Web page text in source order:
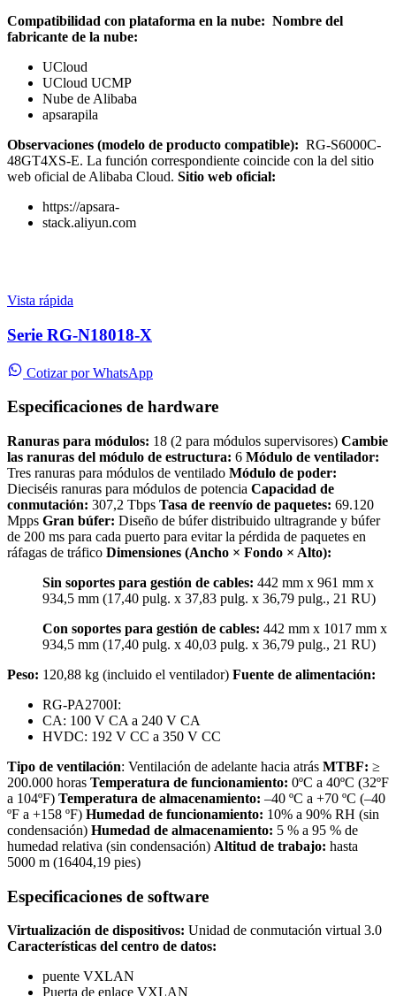
Compatibilidad con plataforma en la nube: Nombre del
fabricante de la nube:
UCloud
UCloud UCMP
Nube de Alibaba
apsarapila
Observaciones (modelo de producto compatible): RG-S6000C-
48GT4XS-E. La función correspondiente coincide con la del sitio
web oficial de Alibaba Cloud. Sitio web oficial:
https://apsara-
stack.aliyun.com
Vista rápida
Serie RG-N18018-X
Cotizar por WhatsApp
Especificaciones de hardware
Ranuras para módulos: 18 (2 para módulos supervisores) Cambie
las ranuras del módulo de estructura: 6 Módulo de ventilador:
Tres ranuras para módulos de ventilado Módulo de poder:
Dieciséis ranuras para módulos de potencia Capacidad de
conmutación: 307,2 Tbps Tasa de reenvío de paquetes: 69.120
Mpps Gran búfer: Diseño de búfer distribuido ultragrande y búfer
de 200 ms para cada puerto para evitar la pérdida de paquetes en
ráfagas de tráfico Dimensiones (Ancho × Fondo × Alto):
Sin soportes para gestión de cables: 442 mm x 961 mm x
934,5 mm (17,40 pulg. x 37,83 pulg. x 36,79 pulg., 21 RU)
Con soportes para gestión de cables: 442 mm x 1017 mm x
934,5 mm (17,40 pulg. x 40,03 pulg. x 36,79 pulg., 21 RU)
Peso: 120,88 kg (incluido el ventilador) Fuente de alimentación:
RG-PA2700I:
CA: 100 V CA a 240 V CA
HVDC: 192 V CC a 350 V CC
Tipo de ventilación: Ventilación de adelante hacia atrás MTBF: ≥
200.000 horas Temperatura de funcionamiento: 0ºC a 40ºC (32ºF
a 104ºF) Temperatura de almacenamiento: –40 ºC a +70 ºC (–40
ºF a +158 ºF) Humedad de funcionamiento: 10% a 90% RH (sin
condensación) Humedad de almacenamiento: 5 % a 95 % de
humedad relativa (sin condensación) Altitud de trabajo: hasta
5000 m (16404,19 pies)
Especificaciones de software
Virtualización de dispositivos: Unidad de conmutación virtual 3.0
Características del centro de datos:
puente VXLAN
Puerta de enlace VXLAN